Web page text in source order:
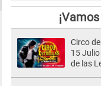
Circo
15
de las